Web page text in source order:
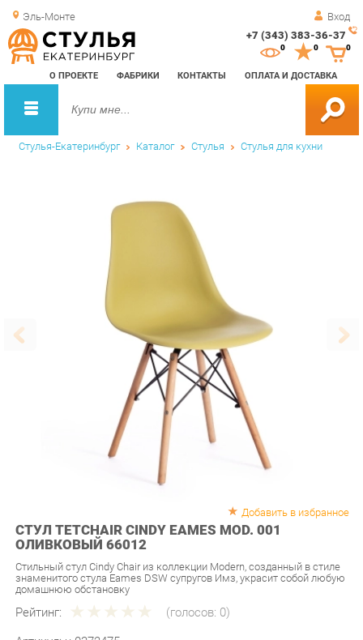
Эль-Монте Вход
+7 (343) 383-36-37
О ПРОЕКТЕ ФАБРИКИ КОНТАКТЫ ОПЛАТА И ДОСТАВКА
0 0
Стулья-Екатеринбург Каталог Стулья Стулья для кухни
СТУЛ TETCHAIR CINDY EAMES MOD. 001
ОЛИВКОВЫЙ 66012
Стильный стул Cindy Chair из коллекции Modern, созданный в стиле
домашнюю обстановку
Рейтинг: (голосов:
Артикул: u-0372475